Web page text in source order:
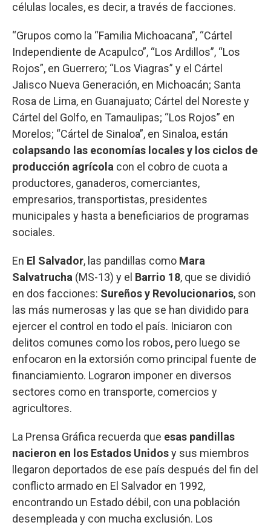
células locales, es decir, a través de facciones.
“Grupos como la “Familia Michoacana”, “Cártel
Independiente de Acapulco”, “Los Ardillos”, “Los
Rojos”, en Guerrero; “Los Viagras” y el Cártel
Jalisco Nueva Generación, en Michoacán; Santa
Rosa de Lima, en Guanajuato; Cártel del Noreste y
Cártel del Golfo, en Tamaulipas; “Los Rojos” en
Morelos; “Cártel de Sinaloa”, en Sinaloa, están
colapsando las economías locales y los ciclos de
producción agrícola con el cobro de cuota a
productores, ganaderos, comerciantes,
empresarios, transportistas, presidentes
municipales y hasta a beneficiarios de programas
sociales.
En El Salvador, las pandillas como Mara
Salvatrucha (MS-13) y el Barrio 18, que se dividió
en dos facciones: Sureños y Revolucionarios, son
las más numerosas y las que se han dividido para
ejercer el control en todo el país. Iniciaron con
delitos comunes como los robos, pero luego se
enfocaron en la extorsión como principal fuente de
financiamiento. Lograron imponer en diversos
sectores como en transporte, comercios y
agricultores.
La Prensa Gráfica recuerda que esas pandillas
nacieron en los Estados Unidosy sus miembros
llegaron deportados de ese país después del fin del
conflicto armado en El Salvador en 1992,
encontrando un Estado débil, con una población
desempleada y con mucha exclusión. Los